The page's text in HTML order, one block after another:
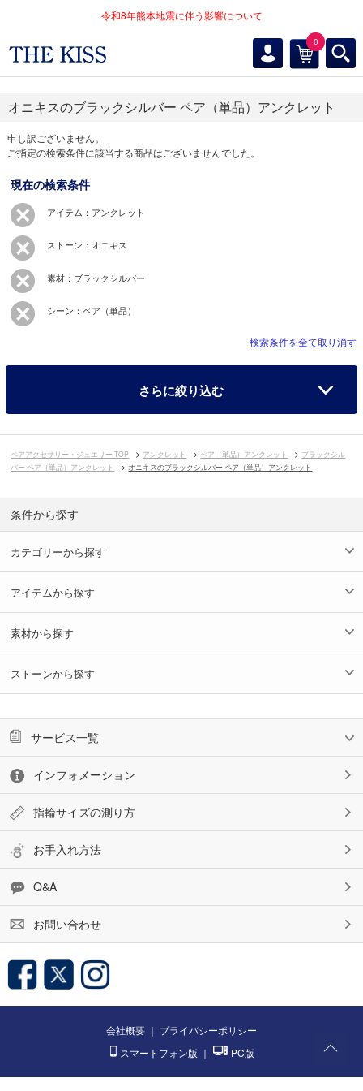
令和8年熊本地震に伴う影響について
0
オニキスのブラックシルバー ペア（単品）アンクレット
申し訳ございません。
ご指定の検索条件に該当する商品はございませんでした。
現在の検索条件
アイテム：アンクレット
ストーン：オニキス
素材：ブラックシルバー
シーン：ペア（単品）
検索条件を全て取り消す
さらに絞り込む
ペアアクセサリー・ジュエリー TOP アンクレット ペア（単品）アンクレット
ブラックシル
バー ペア（単品）アンクレット
オニキスのブラックシルバー ペア（単品）アンクレット
条件から探す
カテゴリーから探す
アイテムから探す
素材から探す
ストーンから探す
サービス一覧
インフォメーション
指輪サイズの測り方
お手入れ方法
Q&A
お問い合わせ
会社概要 ｜ プライバシーポリシー
スマートフォン版 ｜ PC版